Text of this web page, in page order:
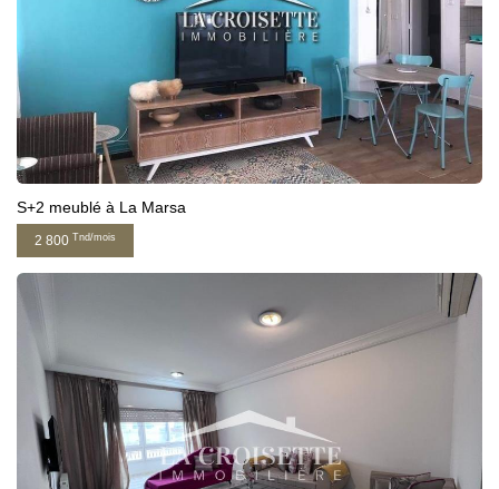
S+2 meublé à La Marsa
2 800 Tnd/mois